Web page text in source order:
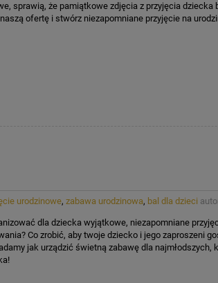
sprawią, że pamiątkowe zdjęcia z przyjęcia dziecka
ofertę i stwórz niezapomniane przyjęcie na
urodzinowe, zabawa urodzinowa, bal dla dzieci
dla dziecka wyjątkowe, niezapomniane
Co zrobić, aby twoje dziecko i jego zaproszeni
jak urządzić świetną zabawę dla najmłodszych,